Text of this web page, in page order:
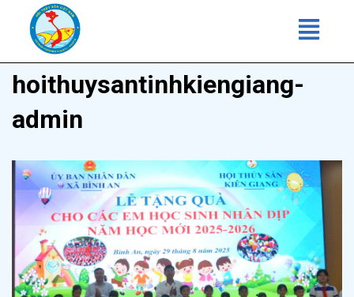
Chuyển
nội
dung
hoithuysantinhkiengiang-
admin